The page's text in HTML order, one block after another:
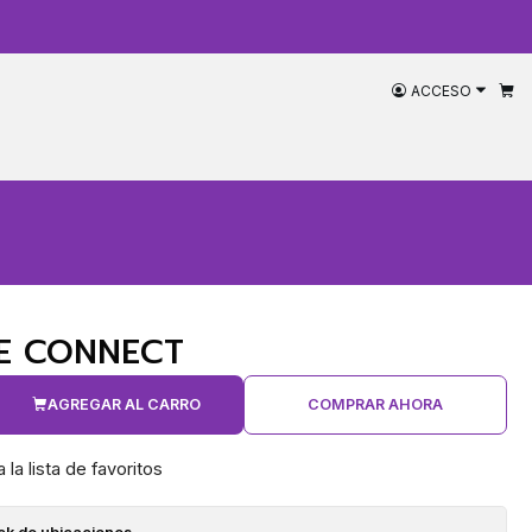
ACCESO
CONNECT
AGREGAR AL CARRO COMPRAR AHORA
la lista de favoritos